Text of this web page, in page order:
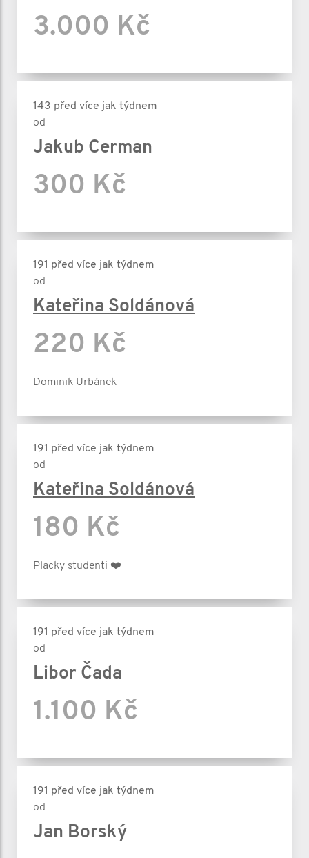
3.000 Kč
143 před více jak týdnem
od
Jakub Cerman
300 Kč
191 před více jak týdnem
od
Kateřina Soldánová
220 Kč
Dominik Urbánek
191 před více jak týdnem
od
Kateřina Soldánová
180 Kč
Placky studenti ❤️
191 před více jak týdnem
od
Libor Čada
1.100 Kč
191 před více jak týdnem
od
Jan Borský